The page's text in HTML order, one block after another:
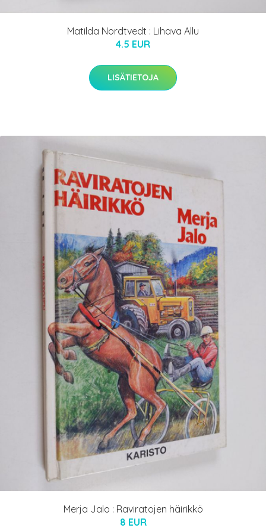
Matilda Nordtvedt : Lihava Allu
4.5 EUR
LISÄTIETOJA
Merja Jalo : Raviratojen häirikkö
8 EUR